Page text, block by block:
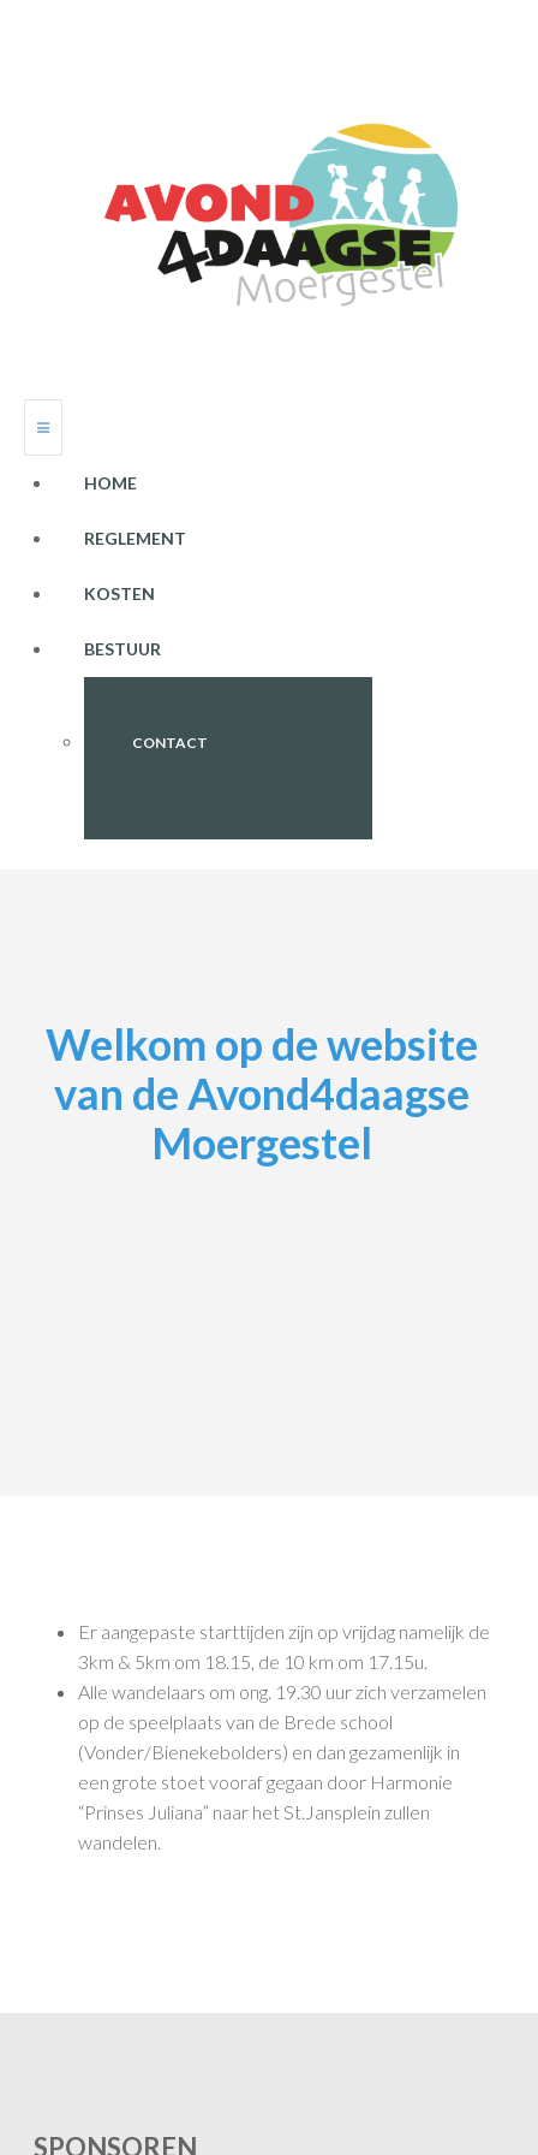
HOME
REGLEMENT
KOSTEN
BESTUUR
CONTACT
Welkom op de website
van de Avond4daagse
Moergestel
Er aangepaste starttijden zijn op vrijdag namelijk de
3km & 5km om 18.15, de 10 km om 17.15u.
Alle wandelaars om ong. 19.30 uur zich verzamelen
op de speelplaats van de Brede school
(Vonder/Bienekebolders) en dan gezamenlijk in
een grote stoet vooraf gegaan door Harmonie
“Prinses Juliana” naar het St.Jansplein zullen
wandelen.
SPONSOREN